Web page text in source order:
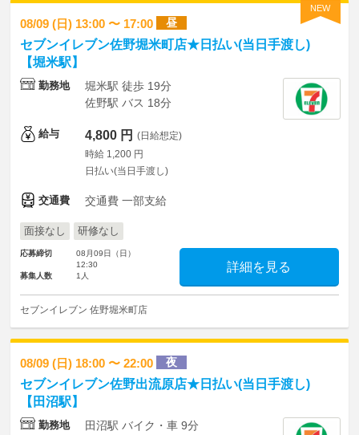
NEW
08/09 (日) 13:00 〜 17:00 昼
セブンイレブン佐野堀米町店★日払い(当日手渡し)
【堀米駅】
勤務地
堀米駅 徒歩 19分
佐野駅 バス 18分
給与 4,800 円 (日給想定)
時給 1,200 円
日払い(当日手渡し)
交通費 交通費 一部支給
面接なし 研修なし
応募締切
08月09日（日）
12:30
募集人数
1人
詳細を見る
セブンイレブン 佐野堀米町店
08/09 (日) 18:00 〜 22:00 夜
セブンイレブン佐野出流原店★日払い(当日手渡し)
【田沼駅】
勤務地
田沼駅 バイク・車 9分